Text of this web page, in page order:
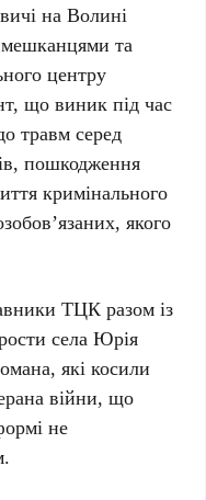
на Волині
мешканцями та
центру
що виник під час
травм серед
пошкодження
кримінального
якого
ТЦК разом із
села Юрія
які косили
війни, що
не